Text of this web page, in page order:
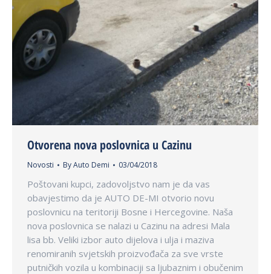
Otvorena nova poslovnica u Cazinu
Novosti ByAuto Demi 03/04/2018
Poštovani kupci, zadovoljstvo nam je da vas
obavjestimo da je AUTO DE-MI otvorio novu
poslovnicu na teritoriji Bosne i Hercegovine. Naša
nova poslovnica se nalazi u Cazinu na adresi Mala
lisa bb. Veliki izbor auto dijelova i ulja i maziva
renomiranih svjetskih proizvođača za sve vrste
putničkih vozila u kombinaciji sa ljubaznim i obučenim